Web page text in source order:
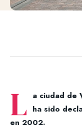
L a ciudad de
ha sido
en 2002.